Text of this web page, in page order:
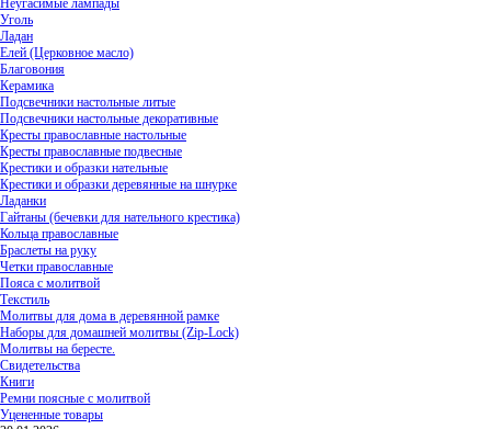
Неугасимые лампады
Уголь
Ладан
Елей (Церковное масло)
Благовония
Керамика
Подсвечники настольные литые
Подсвечники настольные декоративные
Кресты православные настольные
Кресты православные подвесные
Крестики и образки нательные
Крестики и образки деревянные на шнурке
Ладанки
Гайтаны (бечевки для нательного крестика)
Кольца православные
Браслеты на руку
Четки православные
Пояса с молитвой
Текстиль
Молитвы для дома в деревянной рамке
Наборы для домашней молитвы (Zip-Lock)
Молитвы на бересте.
Свидетельства
Книги
Ремни поясные с молитвой
Уцененные товары